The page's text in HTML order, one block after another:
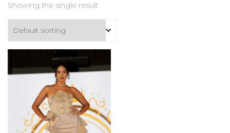
Showing the single result